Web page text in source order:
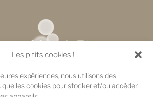
Les p'tits cookies !
expériences, nous utilisons des
que les cookies pour stocker et/ou accéder